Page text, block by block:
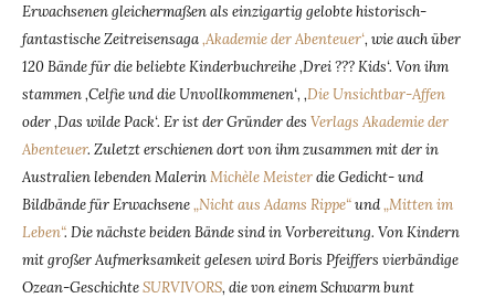
Erwachsenen gleichermaßen als einzigartig gelobte historisch-
fantastische Zeitreisensaga‚Akademie der Abenteuer‘, wie auch über
120 Bände für die beliebte Kinderbuchreihe ‚Drei ??? Kids‘. Von ihm
stammen ‚Celfie und die Unvollkommenen‘, ‚Die Unsichtbar-Affen
oder ‚Das wilde Pack‘. Er ist der Gründer des Verlags Akademie der
Abenteuer. Zuletzt erschienen dort von ihm zusammen mit der in
Australien lebenden MalerinMichèle Meisterdie Gedicht- und
Bildbände für Erwachsene„Nicht aus Adams Rippe“und„Mitten im
Leben“. Die nächste beiden Bände sind in Vorbereitung. Von Kindern
mit großer Aufmerksamkeit gelesen wird Boris Pfeiffers vierbändige
Ozean-GeschichteSURVIVORS, die von einem Schwarm bunt